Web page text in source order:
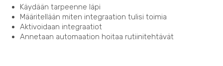
Käydään tarpeenne läpi
Määritellään miten integraation tulisi toimia
Aktivoidaan integraatiot
Annetaan automaation hoitaa rutiinitehtävät